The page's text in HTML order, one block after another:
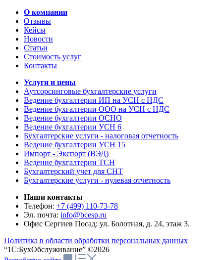
О компании
Отзывы
Кейсы
Новости
Статьи
Стоимость услуг
Контакты
Услуги и цены
Аутсорсинговые бухгалтерские услуги
Ведение бухгалтерии ИП на УСН с НДС
Ведение бухгалтерии ООО на УСН с НДС
Ведение бухгалтерии ОСНО
Ведение бухгалтерии УСН 6
Бухгалтерские услуги - налоговая отчетность
Ведение бухгалтерии УСН 15
Импорт - Экспорт (ВЭД)
Ведение бухгалтерии ТСН
Бухгалтерский учет для СНТ
Бухгалтерские услуги - нулевая отчетность
Наши контакты
Телефон: +7 (499) 110-73-78
Эл. почта: info@bcesp.ru
Офис Сергиев Посад: ул. Болотная, д. 24, этаж 3.
Политика в области обработки персональных данных
“1С:БухОбслуживание” ©2026